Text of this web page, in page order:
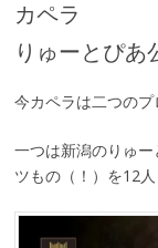
カペラ
りゅーとぴあ
今カペラは二つのプ
一つは新潟のりゅ
ツもの（！）を12